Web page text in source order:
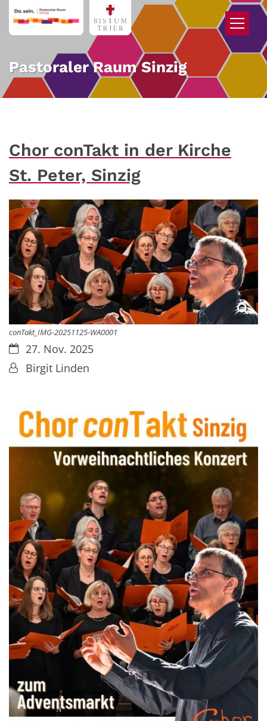
Zum Inhalt springen
Pastoraler Raum Sinzig
Chor conTakt in der Kirche
St. Peter, Sinzig
conTakt_IMG-20251125-WA0001
Datum:27. Nov. 2025
Von:Birgit Linden